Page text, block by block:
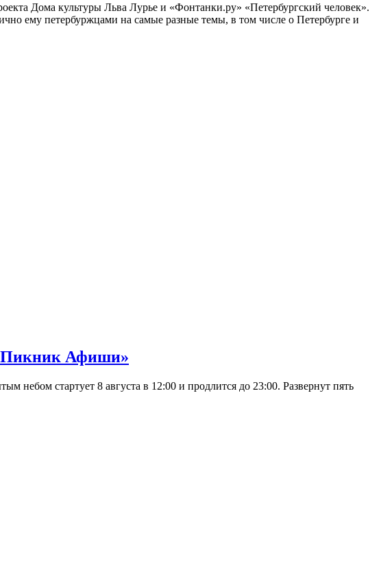
Дома культуры Льва Лурье и «Фонтанки.ру» «Петербургский человек».
ему петербуржцами на самые разные темы, в том числе о Петербурге и
Афиши»
стартует 8 августа в 12:00 и продлится до 23:00. Развернут пять